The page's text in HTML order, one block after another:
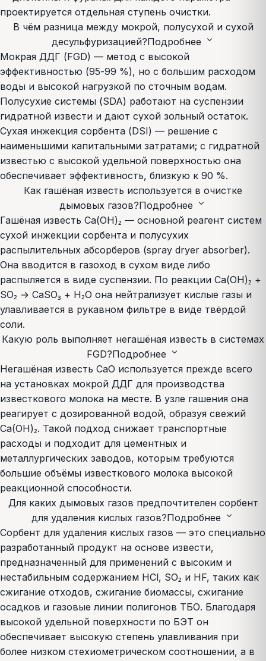
проектируется отдельная ступень очистки.
В чём разница между мокрой, полусухой и сухой
десульфуризацией?Подробнее expand_more
Мокрая ДДГ (FGD) — метод с высокой
эффективностью (95-99 %), но с большим расходом
воды и высокой нагрузкой по сточным водам.
Полусухие системы (SDA) работают на суспензии
гидратной извести и дают сухой зольный остаток.
Сухая инжекция сорбента (DSI) — решение с
наименьшими капитальными затратами; с гидратной
известью с высокой удельной поверхностью она
обеспечивает эффективность, близкую к 90 %.
Как гашёная известь используется в очистке
дымовых газов?Подробнее expand_more
Гашёная известь Ca(OH)₂ — основной реагент систем
сухой инжекции сорбента и полусухих
распылительных абсорберов (spray dryer absorber).
Она вводится в газоход в сухом виде либо
распыляется в виде суспензии. По реакции Ca(OH)₂ +
SO₂ → CaSO₃ + H₂O она нейтрализует кислые газы и
улавливается в рукавном фильтре в виде твёрдой
соли.
Какую роль выполняет негашёная известь в системах
FGD?Подробнее expand_more
Негашёная известь CaO используется прежде всего
на установках мокрой ДДГ для производства
известкового молока на месте. В узле гашения она
реагирует с дозированной водой, образуя свежий
Ca(OH)₂. Такой подход снижает транспортные
расходы и подходит для цементных и
металлургических заводов, которым требуются
большие объёмы известкового молока высокой
реакционной способности.
Для каких дымовых газов предпочтителен сорбент
для удаления кислых газов?Подробнее expand_more
Сорбент для удаления кислых газов — это специально
разработанный продукт на основе извести,
предназначенный для применений с высоким и
нестабильным содержанием HCl, SO₂ и HF, таких как
сжигание отходов, сжигание биомассы, сжигание
осадков и газовые линии полигонов ТБО. Благодаря
высокой удельной поверхности по БЭТ он
обеспечивает высокую степень улавливания при
более низком стехиометрическом соотношении, а в